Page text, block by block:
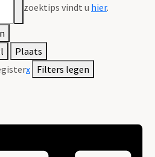
zoektips vindt u hier.
Plaats
x Filters legen